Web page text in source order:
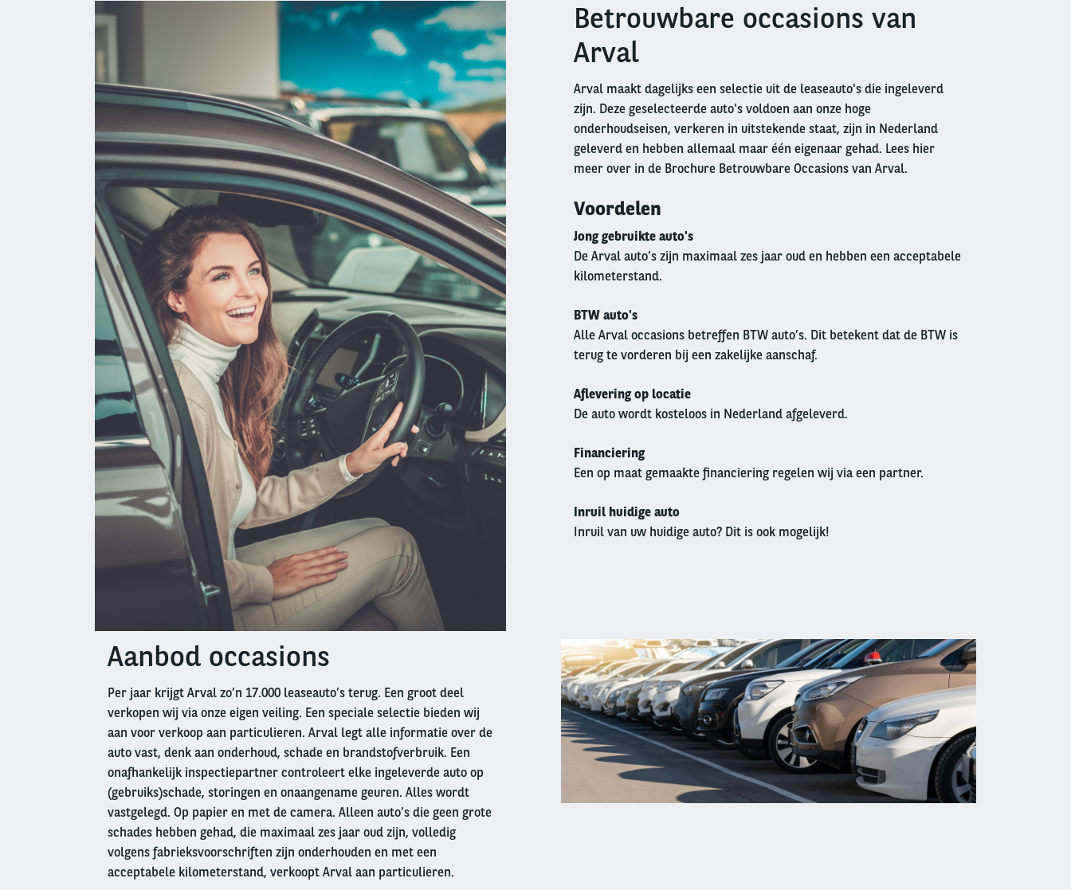
column
Right
columnBetrouwbare occasions van
Arval
Arval maakt dagelijks een selectie uit de leaseauto's die ingeleverd
zijn. Deze geselecteerde auto's voldoen aan onze hoge
onderhoudseisen, verkeren in uitstekende staat, zijn in Nederland
geleverd en hebben allemaal maar één eigenaar gehad. Lees hier
meer over in de Brochure Betrouwbare Occasions van Arval.
Voordelen
Jong gebruikte auto's
De Arval auto’s zijn maximaal zes jaar oud en hebben een acceptabele
kilometerstand.
BTW auto's
Alle Arval occasions betreffen BTW auto’s. Dit betekent dat de BTW is
terug te vorderen bij een zakelijke aanschaf.
Aflevering op locatie
De auto wordt kosteloos in Nederland afgeleverd.
Financiering
Een op maat gemaakte financiering regelen wij via een partner.
Inruil huidige auto
Inruil van uw huidige auto? Dit is ook mogelijk!
columnAanbod occasions
Per jaar krijgt Arval zo’n 17.000 leaseauto’s terug. Een groot deel
verkopen wij via onze eigen veiling. Een speciale selectie bieden wij
aan voor verkoop aan particulieren. Arval legt alle informatie over de
auto vast, denk aan onderhoud, schade en brandstofverbruik. Een
onafhankelijk inspectiepartner controleert elke ingeleverde auto op
(gebruiks)schade, storingen en onaangename geuren. Alles wordt
vastgelegd. Op papier en met de camera. Alleen auto’s die geen grote
schades hebben gehad, die maximaal zes jaar oud zijn, volledig
volgens fabrieksvoorschriften zijn onderhouden en met een
acceptabele kilometerstand, verkoopt Arval aan particulieren.
Right
column